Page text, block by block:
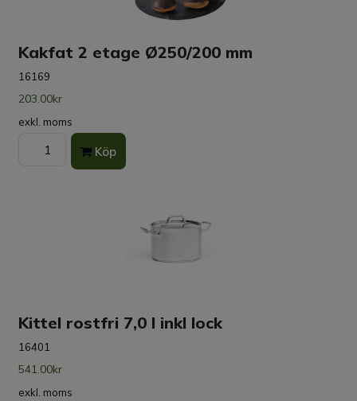
Kakfat 2 etage Ø250/200 mm
16169
203.00kr
exkl. moms
Köp
Kittel rostfri 7,0 l inkl lock
16401
541.00kr
exkl. moms